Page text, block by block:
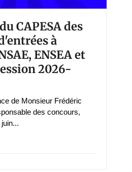
CAPESA des
à
ENSEA et
2026-
de Monsieur Frédéric
des concours,